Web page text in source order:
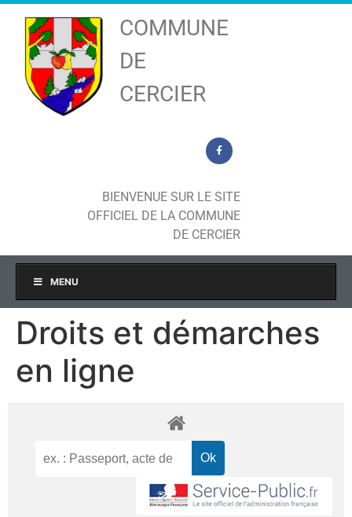
COMMUNE
DE
CERCIER
BIENVENUE SUR LE SITE
OFFICIEL DE LA COMMUNE
DE CERCIER
MENU
Droits et démarches
en ligne